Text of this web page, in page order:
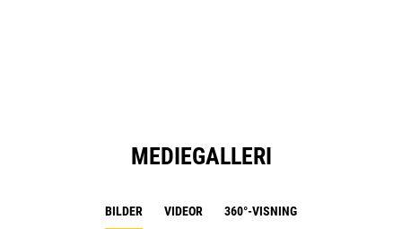
MEDIEGALLERI
BILDER VIDEOR 360°-VISNING